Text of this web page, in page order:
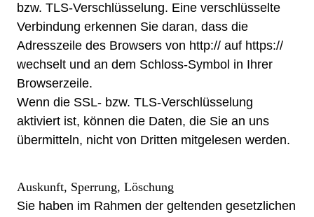
bzw. TLS-Verschlüsselung. Eine verschlüsselte
Verbindung erkennen Sie daran, dass die
Adresszeile des Browsers von http:// auf https://
wechselt und an dem Schloss-Symbol in Ihrer
Browserzeile.
Wenn die SSL- bzw. TLS-Verschlüsselung
aktiviert ist, können die Daten, die Sie an uns
übermitteln, nicht von Dritten mitgelesen werden.
Auskunft, Sperrung, Löschung
Sie haben im Rahmen der geltenden gesetzlichen